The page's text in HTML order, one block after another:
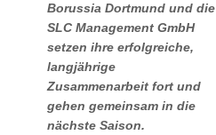
Borussia Dortmund und die
SLC Management GmbH
setzen ihre erfolgreiche,
langjährige
Zusammenarbeit fort und
gehen gemeinsam in die
nächste Saison.